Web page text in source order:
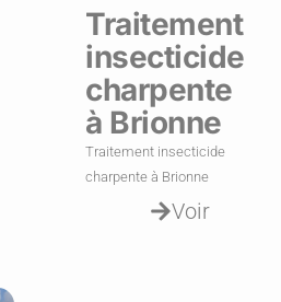
Traitement
insecticide
charpente
à Brionne
Traitement insecticide
charpente à Brionne
Voir